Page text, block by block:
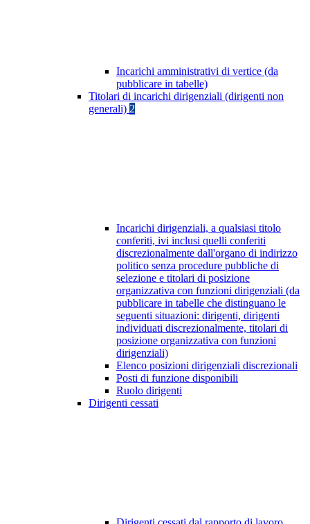
Incarichi amministrativi di vertice (da
pubblicare in tabelle)
Titolari di incarichi dirigenziali (dirigenti non
generali) 2
Incarichi dirigenziali, a qualsiasi titolo
conferiti, ivi inclusi quelli conferiti
discrezionalmente dall'organo di indirizzo
politico senza procedure pubbliche di
selezione e titolari di posizione
organizzativa con funzioni dirigenziali (da
pubblicare in tabelle che distinguano le
seguenti situazioni: dirigenti, dirigenti
individuati discrezionalmente, titolari di
posizione organizzativa con funzioni
dirigenziali)
Elenco posizioni dirigenziali discrezionali
Posti di funzione disponibili
Ruolo dirigenti
Dirigenti cessati